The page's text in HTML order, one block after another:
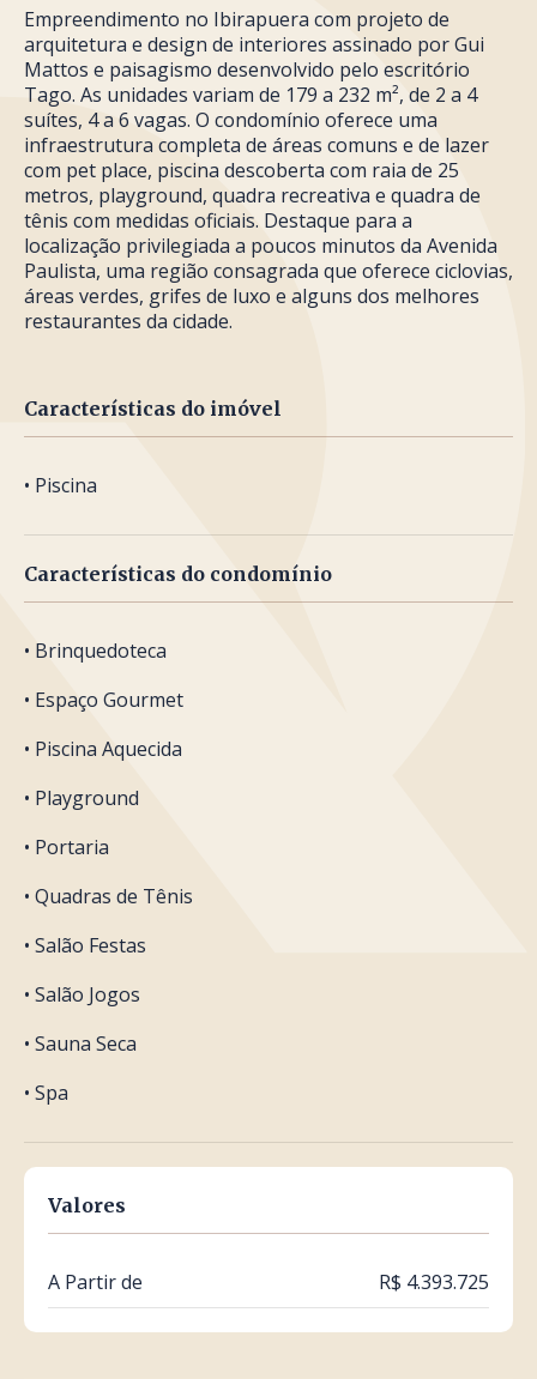
Empreendimento no Ibirapuera com projeto de
arquitetura e design de interiores assinado por Gui
Mattos e paisagismo desenvolvido pelo escritório
Tago. As unidades variam de 179 a 232 m², de 2 a 4
suítes, 4 a 6 vagas. O condomínio oferece uma
infraestrutura completa de áreas comuns e de lazer
com pet place, piscina descoberta com raia de 25
metros, playground, quadra recreativa e quadra de
tênis com medidas oficiais. Destaque para a
localização privilegiada a poucos minutos da Avenida
Paulista, uma região consagrada que oferece ciclovias,
áreas verdes, grifes de luxo e alguns dos melhores
restaurantes da cidade.
Características do imóvel
• Piscina
Características do condomínio
• Brinquedoteca
• Espaço Gourmet
• Piscina Aquecida
• Playground
• Portaria
• Quadras de Tênis
• Salão Festas
• Salão Jogos
• Sauna Seca
• Spa
Valores
A Partir de R$ 4.393.725